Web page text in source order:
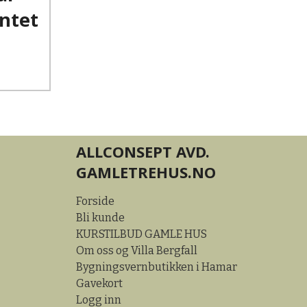
ALLCONSEPT AVD.
GAMLETREHUS.NO
Forside
Bli kunde
KURSTILBUD GAMLE HUS
Om oss og Villa Bergfall
Bygningsvernbutikken i Hamar
Gavekort
Logg inn